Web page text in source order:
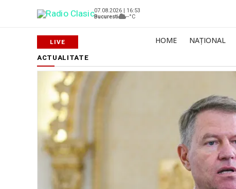
07.08.2026 | 16:53
Bucuresti
--°C
HOME NAȚIONAL
ACTUALITATE